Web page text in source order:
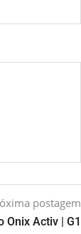
postagem
Onix Activ | G1